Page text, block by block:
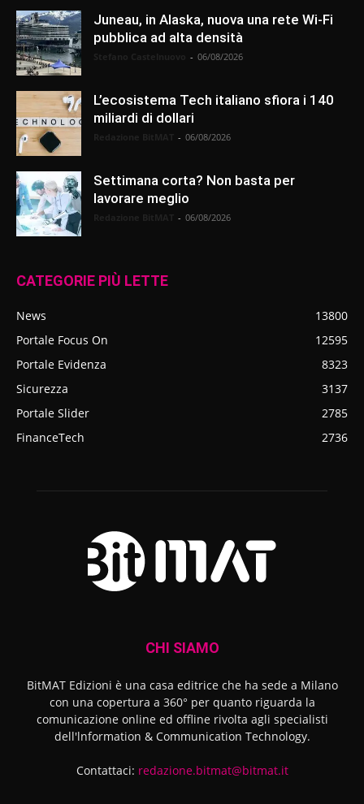
Juneau, in Alaska, nuova una rete Wi-Fi
pubblica ad alta densità
- 06/08/2026
L’ecosistema Tech italiano sfiora i 140
miliardi di dollari
- 06/08/2026
Settimana corta? Non basta per
lavorare meglio
- 06/08/2026
CATEGORIE PIÙ LETTE
News
13800
Portale Focus On
12595
Portale Evidenza
8323
Sicurezza
3137
Portale Slider
2785
FinanceTech
2736
CHI SIAMO
BitMAT Edizioni è una casa editrice che ha sede a Milano
con una copertura a 360° per quanto riguarda la
comunicazione online ed offline rivolta agli specialisti
dell'lnformation & Communication Technology.
Contattaci: redazione.bitmat@bitmat.it